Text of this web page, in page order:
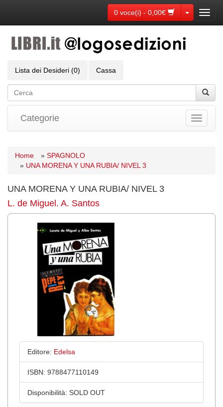
0 voce(i) - 0,00€ Toggle
Lista dei Desideri (0) Cassa
Toggle
Categorie
Home » SPAGNOLO
» UNA MORENA Y UNA RUBIA/ NIVEL 3
UNA MORENA Y UNA RUBIA/ NIVEL 3
L. de Miguel. A. Santos
Editore: Edelsa
ISBN: 9788477110149
Disponibilità: SOLD OUT